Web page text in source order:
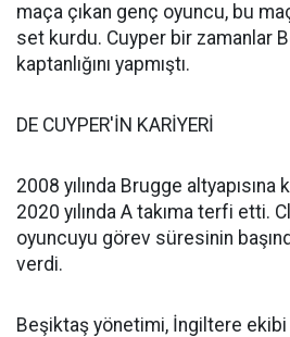
maça çıkan genç oyuncu, bu
set kurdu. Cuyper bir zamanlar
kaptanlığını yapmıştı.
DE CUYPER'İN KARİYERİ
2008 yılında Brugge altyapısına
2020 yılında A takıma terfi etti.
oyuncuyu görev süresinin
verdi.
Beşiktaş yönetimi, İngiltere